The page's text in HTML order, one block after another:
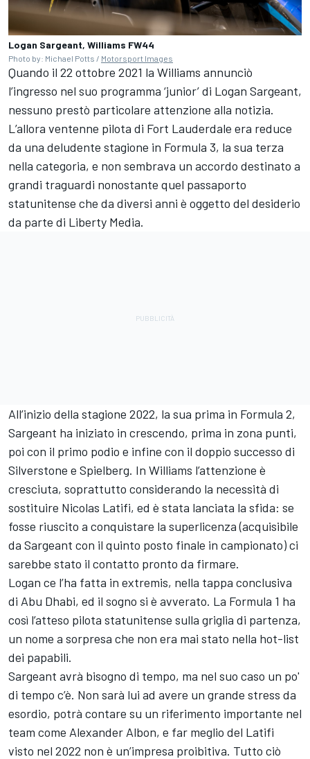
Logan Sargeant, Williams FW44
Photo by: Michael Potts / Motorsport Images
Quando il 22 ottobre 2021 la Williams annunciò
l’ingresso nel suo programma ‘junior’ di Logan Sargeant,
nessuno prestò particolare attenzione alla notizia.
L’allora ventenne pilota di Fort Lauderdale era reduce
da una deludente stagione in Formula 3, la sua terza
nella categoria, e non sembrava un accordo destinato a
grandi traguardi nonostante quel passaporto
statunitense che da diversi anni è oggetto del desiderio
da parte di Liberty Media.
All’inizio della stagione 2022, la sua prima in Formula 2,
Sargeant ha iniziato in crescendo, prima in zona punti,
poi con il primo podio e infine con il doppio successo di
Silverstone e Spielberg. In Williams l’attenzione è
cresciuta, soprattutto considerando la necessità di
sostituire Nicolas Latifi, ed è stata lanciata la sfida: se
fosse riuscito a conquistare la superlicenza (acquisibile
da Sargeant con il quinto posto finale in campionato) ci
sarebbe stato il contatto pronto da firmare.
Logan ce l’ha fatta in extremis, nella tappa conclusiva
di Abu Dhabi, ed il sogno si è avverato. La Formula 1 ha
così l’atteso pilota statunitense sulla griglia di partenza,
un nome a sorpresa che non era mai stato nella hot-list
dei papabili.
Sargeant avrà bisogno di tempo, ma nel suo caso un po'
di tempo c’è. Non sarà lui ad avere un grande stress da
esordio, potrà contare su un riferimento importante nel
team come Alexander Albon, e far meglio del Latifi
visto nel 2022 non è un’impresa proibitiva. Tutto ciò